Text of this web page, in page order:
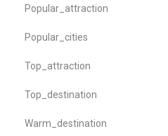
Popular_attraction
Popular_cities
Top_attraction
Top_destination
Warm_destination